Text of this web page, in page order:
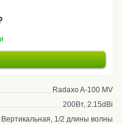
Radaxo A-100 MV
200Вт, 2.15dBi
Вертикальная, 1/2 длины волны